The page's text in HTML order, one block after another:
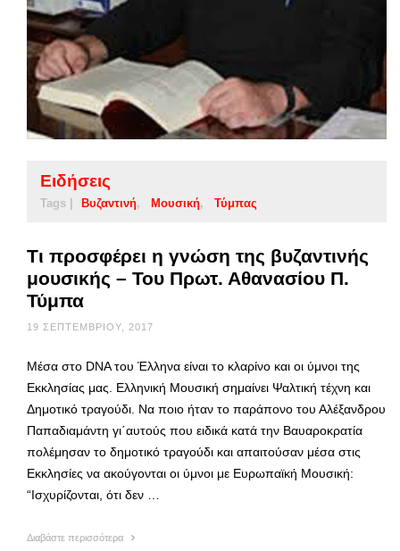
Ειδήσεις
Tags | Βυζαντινή Μουσική Τύμπας
Τι προσφέρει η γνώση της βυζαντινής
μουσικής – Του Πρωτ. Αθανασίου Π.
Τύμπα
19 ΣΕΠΤΕΜΒΡΊΟΥ, 2017
Μέσα στο DNΑ του Έλληνα είναι το κλαρίνο και οι ύμνοι της
Εκκλησίας μας. Ελληνική Μουσική σημαίνει Ψαλτική τέχνη και
Δημοτικό τραγούδι. Να ποιο ήταν το παράπονο του Αλέξανδρου
Παπαδιαμάντη γι΄αυτούς που ειδικά κατά την Βαυαροκρατία
πολέμησαν το δημοτικό τραγούδι και απαιτούσαν μέσα στις
Εκκλησίες να ακούγονται οι ύμνοι με Ευρωπαϊκή Μουσική:
“Ισχυρίζονται, ότι δεν …
Διαβάστε περισσότερα